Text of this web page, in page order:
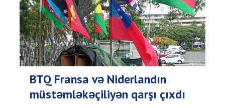
BTQ Fransa və Niderlandın
müstəmləkəçiliyən qarşı çıxdı